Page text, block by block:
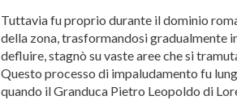
Tuttavia fu proprio durante il dominio
della zona, trasformandosi gradualmente
defluire, stagnò su vaste aree che si
Questo processo di impaludamento fu
quando il Granduca Pietro Leopoldo di